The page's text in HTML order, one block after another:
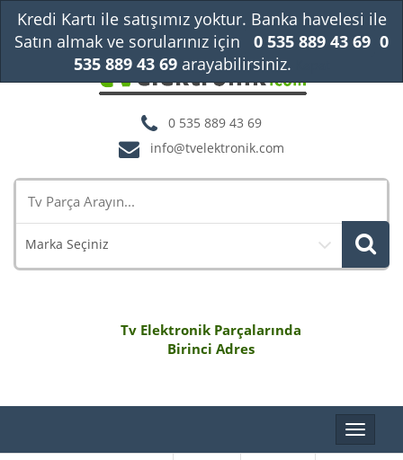
0 535 889 43 69
info@tvelektronik.com
Marka Seçiniz
Tv Elektronik Parçalarında
Birinci Adres
Toggle
Kredi Kartı ile satışımız yoktur. Banka havelesi ile
Satın almak ve sorularınız için
0 535 889 43 69 0
535 889 43 69arayabilirsiniz.